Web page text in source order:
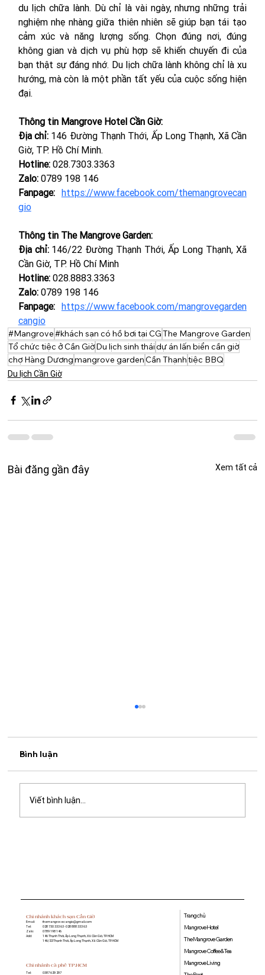
du lịch chữa lành. Dù chỉ là vài ngày, nhưng những trải
nghiệm nhẹ nhàng giữa thiên nhiên sẽ giúp bạn tái tạo
cảm xúc và năng lượng sống. Chọn đúng nơi, đúng
không gian và dịch vụ phù hợp sẽ khiến chuyến đi của
bạn thật sự đáng nhớ. Du lịch chữa lành không chỉ là xu
hướng, mà còn là một phần tất yếu của cuộc sống hiện
đại.
Thông tin Mangrove Hotel Cần Giờ:
Địa chỉ: 146 Đường Thạnh Thới, Ấp Long Thạnh, Xã Cần
Giờ, TP. Hồ Chí Minh.
Hotline: 028.7303.3363
Zalo: 0789 198 146
Fanpage: https://www.facebook.com/themangrovecan
gio
Thông tin The Mangrove Garden:
Địa chỉ: 146/22 Đường Thạnh Thới, Ấp Long Thạnh, Xã
Cần Giờ, TP. Hồ Chí Minh
Hotline: 028.8883.3363
Zalo: 0789 198 146
Fanpage: https://www.facebook.com/mangrovegarden
cangio
#Mangrove#khách sạn có hồ bơi tại CGThe Mangrove Garden
Tổ chức tiệc ở Cần GiờDu lịch sinh tháidự án lấn biển cần giờ
chợ Hàng Dươngmangrove gardenCần Thạnhtiệc BBQ
Du lịch Cần Giờ
Bài đăng gần đây Xem tất cả
Bình luận
Viết bình luận...
Chi nhánh khách sạn Cần Giờ
Email:
Tel:
Zalo:
Add:
themangrovecangio@gmail.com
028 730 333 63 - 028 888 333 63
0789 198 146
146 Thạnh Thới, Ấp Long Thạnh, Xã Cần Giờ, TP. HCM
146/22 Thạnh Thới, Ấp Long Thạnh, Xã Cần Giờ, TP. HCM
Trang chủ
Mangrove Hotel
The Mangrove Garden
Mangrove Coffee & Tea
Mangrove Living
Chi nhánh cà phê TP.HCM
Tel: 0387 629 297